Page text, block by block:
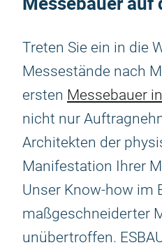
Treten Sie ein in die
Messestände nach
ersten Messebauer
nicht nur
Architekten der
Manifestation Ihrer
Unser Know-how im
maßgeschneiderter
unübertroffen.